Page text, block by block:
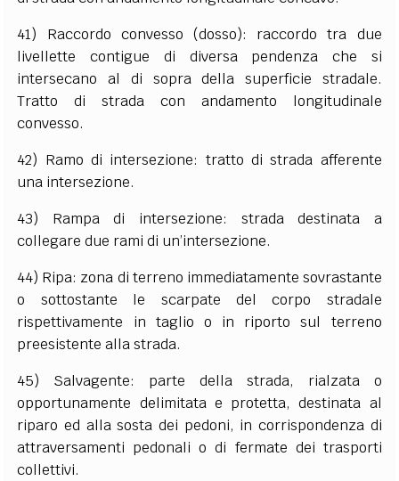
41) Raccordo convesso (dosso): raccordo tra due
livellette contigue di diversa pendenza che si
intersecano al di sopra della superficie stradale.
Tratto di strada con andamento longitudinale
convesso.
42) Ramo di intersezione: tratto di strada afferente
una intersezione.
43) Rampa di intersezione: strada destinata a
collegare due rami di un’intersezione.
44) Ripa: zona di terreno immediatamente sovrastante
o sottostante le scarpate del corpo stradale
rispettivamente in taglio o in riporto sul terreno
preesistente alla strada.
45) Salvagente: parte della strada, rialzata o
opportunamente delimitata e protetta, destinata al
riparo ed alla sosta dei pedoni, in corrispondenza di
attraversamenti pedonali o di fermate dei trasporti
collettivi.